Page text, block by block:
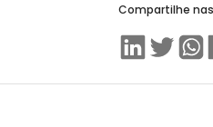
Compartilhe
LinkedinTwitter